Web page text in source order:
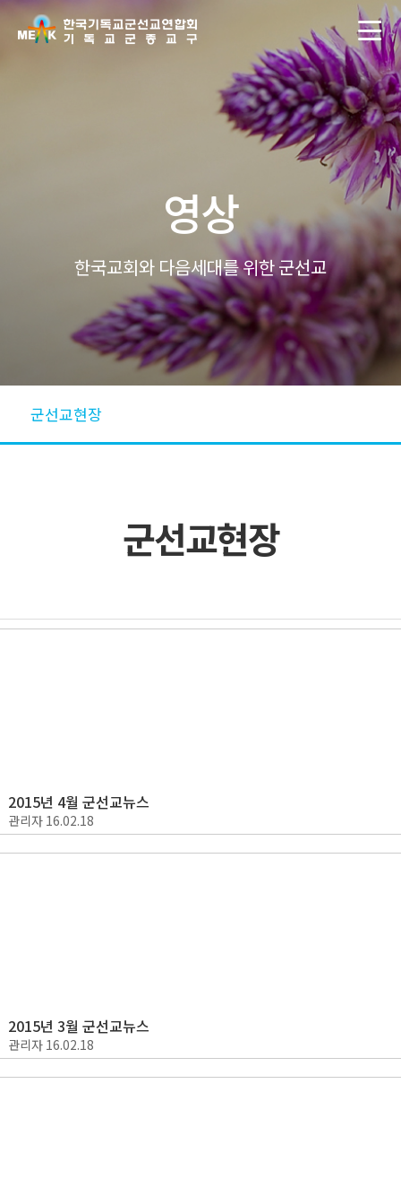
영상
한국교회와 다음세대를 위한 군선교
군선교현장
군선교현장
2015년 4월 군선교뉴스
관리자 16.02.18
2015년 3월 군선교뉴스
관리자 16.02.18